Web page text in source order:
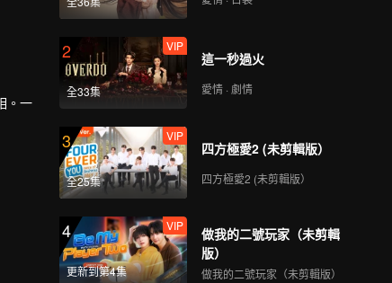
。一
2
全33集
VIP
這一秒過火
愛情 · 劇情
3
全25集
VIP
四方極愛2 (未剪輯版）
四方極愛2 (未剪輯版）
4
更新到第4集
VIP
做我的二號玩家（未剪輯
版）
做我的二號玩家（未剪輯版）